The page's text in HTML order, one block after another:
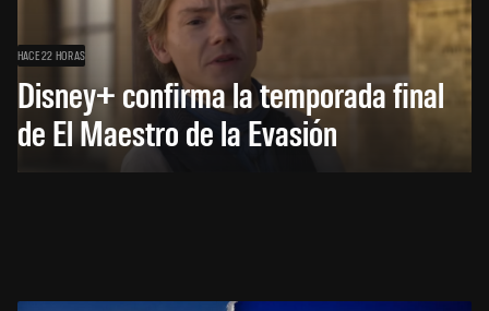
HACE 22 HORAS
Disney+ confirma la temporada final
de El Maestro de la Evasión